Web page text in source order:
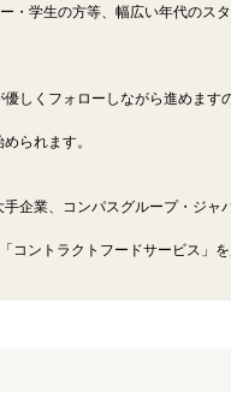
・学生の方等、幅広い年代のス
優しくフォローしながら進めます
られます。
企業、コンパスグループ・ジャ
コントラクトフードサービス」